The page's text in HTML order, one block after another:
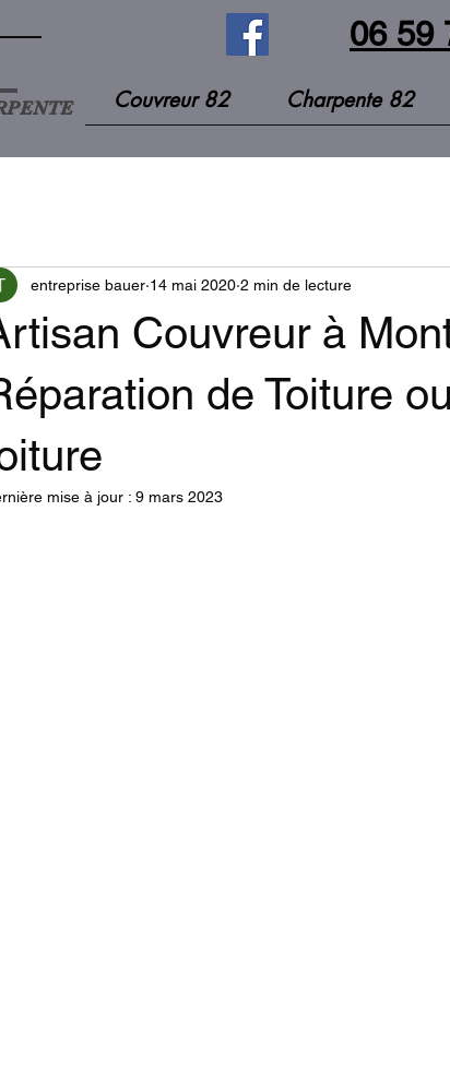
06 59
Couvreur 82 Charpente 82
Couvreur à
de Toiture
entreprise bauer 14 mai 2020 2 min de lecture
mise à jour : 9 mars 2023